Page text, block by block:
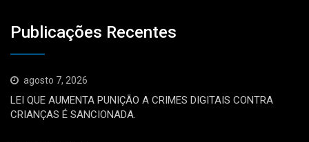
Publicações Recentes
agosto 7, 2026
LEI QUE AUMENTA PUNIÇÃO A CRIMES DIGITAIS CONTRA
CRIANÇAS É SANCIONADA.